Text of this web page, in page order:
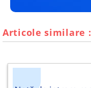
Articole similare :